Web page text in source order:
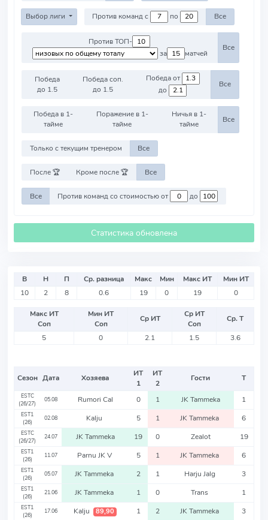
Выбор лиги Против команд с по Все
Против ТОП-
за
матчей
Все
Победа
до 1.5
Победа соп.
до 1.5
Победа от
до
Все
Победа в 1-
тайме
Поражение в 1-
тайме
Ничья в 1-
тайме
Все
Только с текущим тренером Все
После 🏆 Кроме после 🏆 Все
Все Против команд со стоимостью от до
Статистика обновлена
В Н П Ср. разница Макс Мин Макс ИТ
Мин ИТ
10
2 8 0.6 19 0 19 0
Макс ИТ
Соп
Мин ИТ
Соп
Ср ИТ
Ср ИТ
Соп
Ср. Т
5
0 2.1 1.5 3.6
Сезон Дата Хозяева
ИТ
1
ИТ
2
Гости Т
ESTC
(26/27)
05.08 Rumori Cal 0 1 JK Tammeka 1
EST1
(26)
02.08 Kalju 5 1 JK Tammeka 6
ESTC
(26/27)
24.07 JK Tammeka 19 0 Zealot 19
EST1
(26)
11.07 Parnu JK V 5 1 JK Tammeka 6
EST1
(26)
05.07 JK Tammeka 2 1 Harju Jalg 3
EST1
(26)
21.06 JK Tammeka 1 0 Trans 1
EST1
(26)
17.06 Kalju 89,90 1 2 JK Tammeka 3